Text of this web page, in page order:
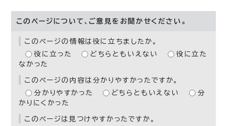
このページについて、ご意見をお聞かせください。
このページの情報は役に立ちましたか。
役に立った
どちらともいえない
役に立た
なかった
このページの内容は分かりやすかったですか。
分かりやすかった
どちらともいえない
分
かりにくかった
このページは見つけやすかったですか。